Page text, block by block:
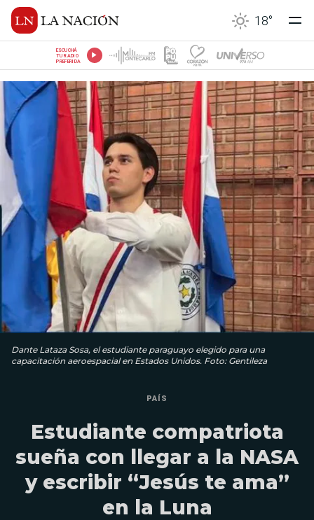
18°
ESCUCHÁ
TU RADIO
PREFERIDA
Dante Lataza Sosa, el estudiante paraguayo elegido para una
capacitación aeroespacial en Estados Unidos. Foto: Gentileza
PAÍS
Estudiante compatriota
sueña con llegar a la NASA
y escribir “Jesús te ama”
en la Luna